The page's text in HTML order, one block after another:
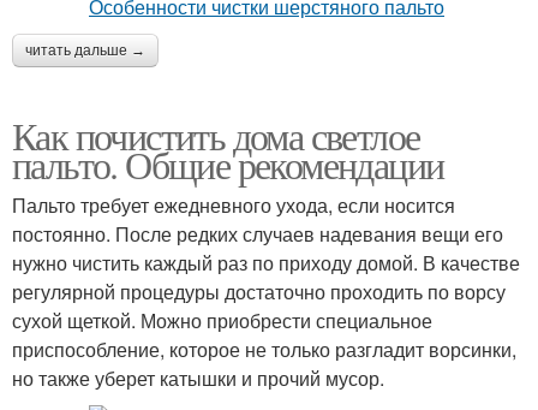
читать дальше →
Как почистить дома светлое
пальто. Общие рекомендации
Пальто требует ежедневного ухода, если носится
постоянно. После редких случаев надевания вещи его
нужно чистить каждый раз по приходу домой. В качестве
регулярной процедуры достаточно проходить по ворсу
сухой щеткой. Можно приобрести специальное
приспособление, которое не только разгладит ворсинки,
но также уберет катышки и прочий мусор.